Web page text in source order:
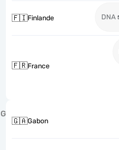
🇫🇮Finlande DNA
🇫🇷France
G
🇬🇦Gabon